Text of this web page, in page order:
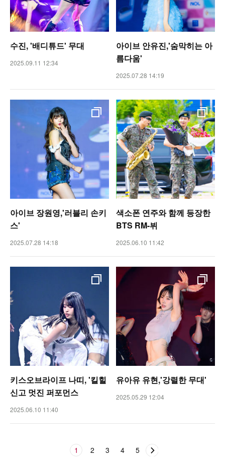
수진, '배디튜드' 무대
2025.09.11 12:34
아이브 안유진,'숨막히는 아
름다움'
2025.07.28 14:19
아이브 장원영,'러블리 손키
스'
2025.07.28 14:18
색소폰 연주와 함께 등장한
BTS RM-뷔
2025.06.10 11:42
키스오브라이프 나띠, '킬힐
신고 멋진 퍼포먼스
2025.06.10 11:40
유아유 유현,'강렬한 무대'
2025.05.29 12:04
1 2 3 4 5